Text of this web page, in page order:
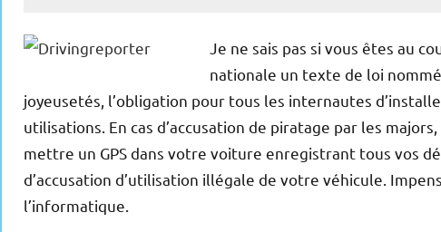
Je ne sais pas si vous êtes au
nationale un texte de loi
joyeusetés, l’obligation pour tous les internautes
utilisations. En cas d’accusation de piratage par les
mettre un GPS dans votre voiture enregistrant tous vos
d’accusation d’utilisation illégale de votre véhicule.
l’informatique.